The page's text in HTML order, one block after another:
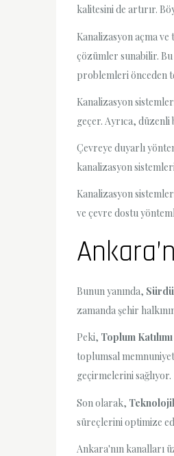
kalitesini de artırır.
Kanalizasyon açma
çözümler sunabilir. Bu
problemleri önceden
Kanalizasyon
geçer. Ayrıca,
Çevreye duyarlı
kanalizasyon
Kanalizasyon
ve çevre dostu
Bunun yanında,
zamanda şehir
Peki, Toplum Katılımı
toplumsal
geçirmelerini sağlıyor.
Son olarak,
süreçlerini optimize
Ankara'nın kanalları